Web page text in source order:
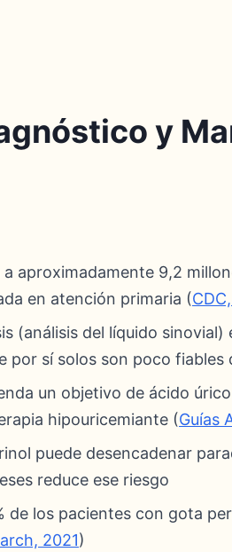
y
aproximadamente 9,2
en atención primaria (
(análisis del líquido
por sí solos son poco
un objetivo de ácido
hipouricemiante (Guías
puede desencadenar
reduce ese riesgo
de los pacientes con gota
2021)